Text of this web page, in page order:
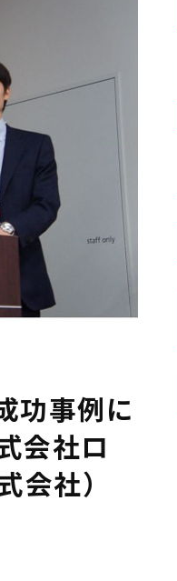
功事例に
会社ロ
社）